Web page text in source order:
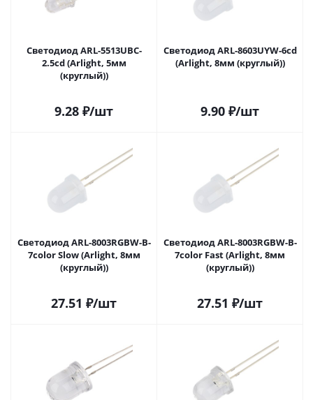
Светодиод ARL-5513UBC-
2.5cd (Arlight, 5мм
(круглый))
9.28 ₽/шт
Светодиод ARL-8603UYW-6cd
(Arlight, 8мм (круглый))
9.90 ₽/шт
Светодиод ARL-8003RGBW-B-
7color Slow (Arlight, 8мм
(круглый))
27.51 ₽/шт
Светодиод ARL-8003RGBW-B-
7color Fast (Arlight, 8мм
(круглый))
27.51 ₽/шт